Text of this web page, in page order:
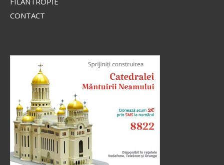
CONTACT